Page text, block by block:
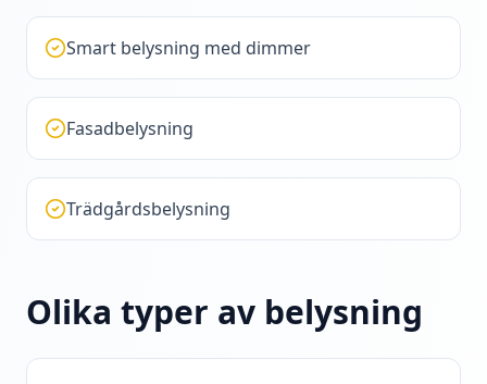
Smart belysning med dimmer
Fasadbelysning
Trädgårdsbelysning
Olika typer av belysning